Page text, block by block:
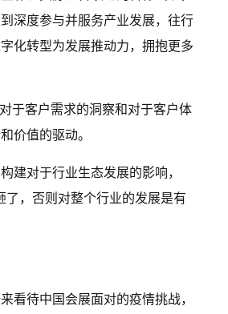
深度参与并服务产业发展，往行
化转型为发展推动力，拥抱更多
于客户需求的洞察和对于客户体
价值的驱动。
建对于行业生态发展的影响，
了，否则对整个行业的发展是有
看待中国会展面对的疫情挑战，